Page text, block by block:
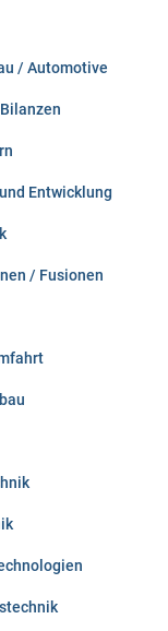
/ Automotive
Entwicklung
/ Fusionen